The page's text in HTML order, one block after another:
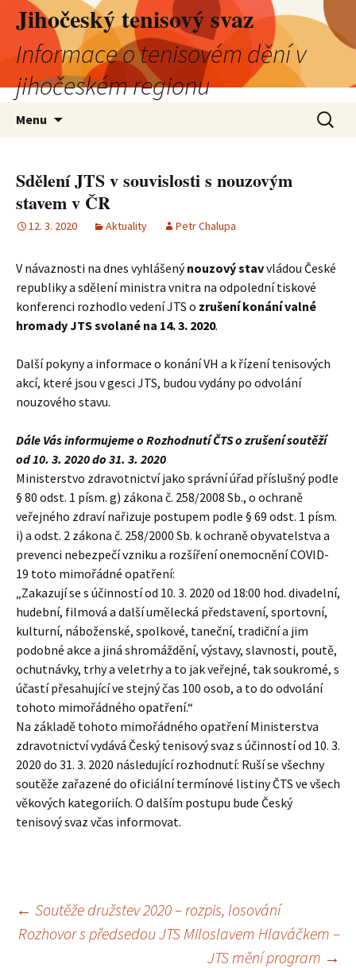
Jihočeský tenisový svaz
Informace o tenisovém dění v
jihočeském regionu
Menu
Sdělení JTS v souvislosti s nouzovým
stavem v ČR
12. 3. 2020 Aktuality Petr Chalupa
V návaznosti na dnes vyhlášenýnouzový stavvládou České
republiky a sdělení ministra vnitra na odpolední tiskové
konferenci rozhodlo vedení JTS o zrušení konání valné
hromady JTS svolané na 14. 3. 2020.
Další pokyny a informace o konání VH a k řízení tenisových
akcí, které jsou v gesci JTS, budou vydány po odvolání
nouzového stavu.
Dále Vás informujeme o Rozhodnutí ČTS o zrušení soutěží
od 10. 3. 2020 do 31. 3. 2020
Ministerstvo zdravotnictví jako správní úřad příslušný podle
§ 80 odst. 1 písm. g) zákona č. 258/2008 Sb., o ochraně
veřejného zdraví nařizuje postupem podle § 69 odst. 1 písm.
i) a odst. 2 zákona č. 258/2000 Sb. k ochraně obyvatelstva a
prevenci nebezpečí vzniku a rozšíření onemocnění COVID-
19 toto mimořádné opatření:
„Zakazují se s účinností od 10. 3. 2020 od 18:00 hod. divadelní,
hudební, filmová a další umělecká představení, sportovní,
kulturní, náboženské, spolkové, taneční, tradiční a jim
podobné akce a jiná shromáždění, výstavy, slavnosti, poutě,
ochutnávky, trhy a veletrhy a to jak veřejné, tak soukromé, s
účastí přesahující ve stejný čas 100 osob, a to do odvolání
tohoto mimořádného opatření.“
Na základě tohoto mimořádného opatření Ministerstva
zdravotnictví vydává Český tenisový svaz s účinností od 10. 3.
2020 do 31. 3. 2020 následující rozhodnutí: Ruší se všechny
soutěže zařazené do oficiální termínové listiny ČTS ve všech
věkových kategoriích. O dalším postupu bude Český
tenisový svaz včas informovat.
Navigace
pro
← Soutěže družstev 2020 – rozpis, losování
Rozhovor s předsedou JTS Miloslavem Hlaváčkem –
JTS mění program →